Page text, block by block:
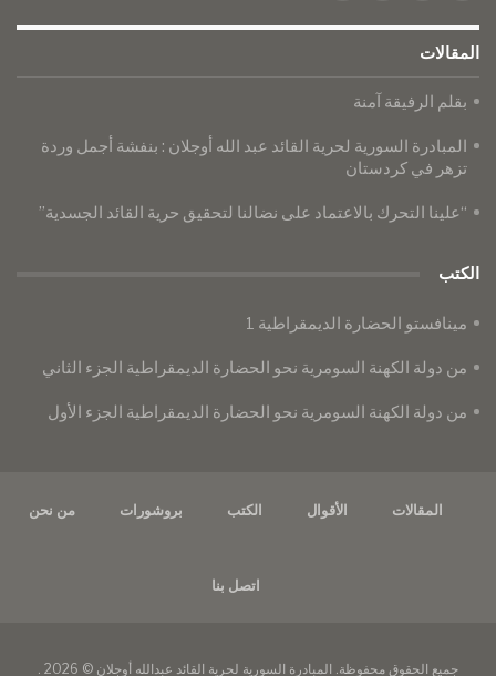
المقالات
بقلم الرفيقة آمنة
المبادرة السورية لحرية القائد عبد الله أوجلان : بنفشة أجمل وردة
تزهر في كردستان
“علينا التحرك بالاعتماد على نضالنا لتحقيق حرية القائد الجسدية”
الكتب
مينافستو الحضارة الديمقراطية 1
من دولة الكهنة السومرية نحو الحضارة الديمقراطية الجزء الثاني
من دولة الكهنة السومرية نحو الحضارة الديمقراطية الجزء الأول
المقالات الأقوال الكتب بروشورات من نحن
اتصل بنا
جميع الحقوق محفوظة. المبادرة السورية لحرية القائد عبدالله أوجلان © 2026 .